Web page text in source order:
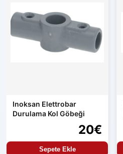
Inoksan Elettrobar
Durulama Kol Göbeği
20€
Sepete Ekle